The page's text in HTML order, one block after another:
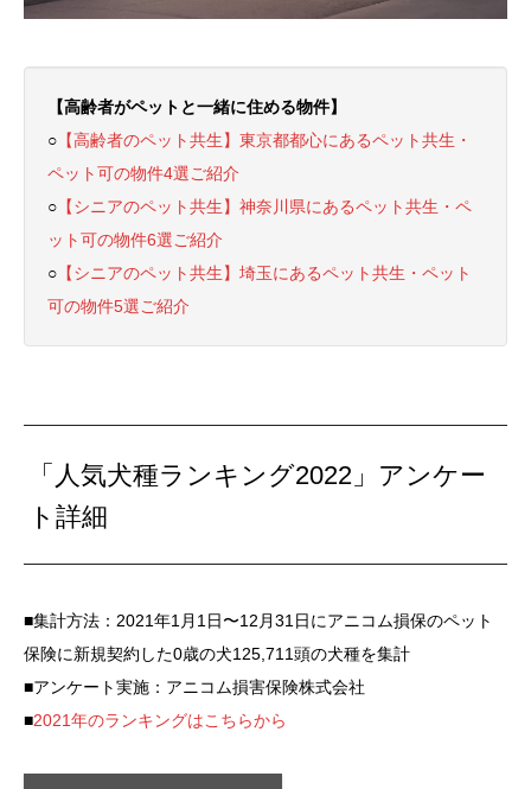
【高齢者がペットと一緒に住める物件】
○ 【高齢者のペット共生】東京都都心にあるペット共生・
ペット可の物件4選ご紹介
○ 【シニアのペット共生】神奈川県にあるペット共生・ペ
ット可の物件6選ご紹介
○ 【シニアのペット共生】埼玉にあるペット共生・ペット
可の物件5選ご紹介
「人気犬種ランキング2022」アンケー
ト詳細
■集計方法：2021年1月1日〜12月31日にアニコム損保のペット
保険に新規契約した0歳の犬125,711頭の犬種を集計
■アンケート実施：アニコム損害保険株式会社
■2021年のランキングはこちらから